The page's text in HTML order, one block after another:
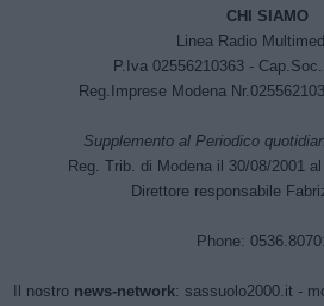
CHI SIAMO
Linea Radio
P.Iva 02556210363 -
Reg.Imprese Modena
Supplemento al Periodico
Reg. Trib. di Modena il 30/08/2001
Direttore responsabile
Phone:
Il nostro news-network: sassuolo2000.it -